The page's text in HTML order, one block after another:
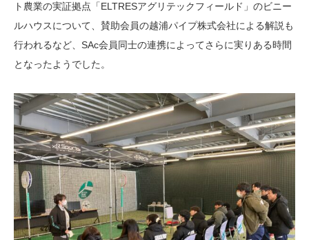
ト農業の実証拠点「ELTRESアグリテックフィールド」のビニー
ルハウスについて、賛助会員の越浦パイプ株式会社による解説も
行われるなど、SAc会員同士の連携によってさらに実りある時間
となったようでした。